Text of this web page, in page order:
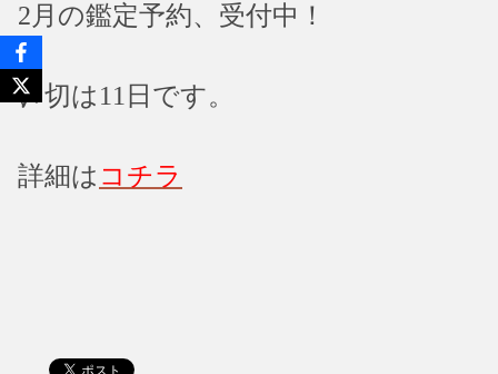
2月の鑑定予約、受付中！
〆切は11日です。
詳細は コチラ